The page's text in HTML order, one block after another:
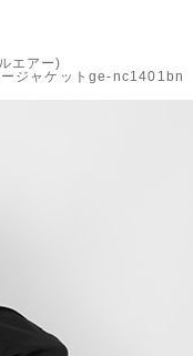
エアー)
ジャケットge-nc1401bn